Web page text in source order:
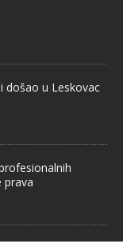
došao u Leskovac
prava